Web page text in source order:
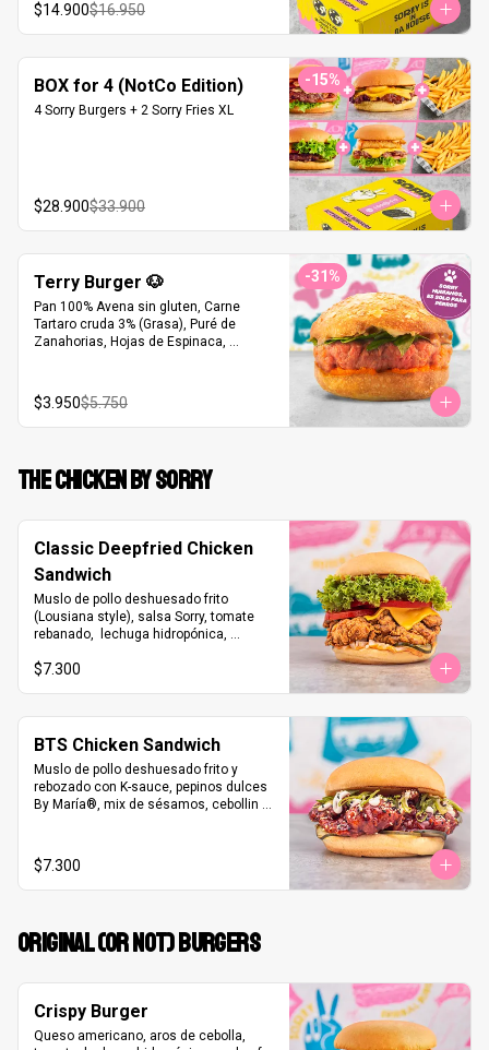
$14.900$16.950
-15%
BOX for 4 (NotCo Edition)
4 Sorry Burgers + 2 Sorry Fries XL
$28.900$33.900
-31 %
Terry Burger 🐶
Pan 100% Avena sin gluten, Carne
Tartaro cruda 3% (Grasa), Puré de
Zanahorias, Hojas de Espinaca,
$3.950$5.750
THE CHICKEN BY SORRY
Classic Deepfried Chicken
Sandwich
Muslo de pollo deshuesado frito
(Lousiana style), salsa Sorry, tomate
rebanado,  lechuga hidropónica,
picada, queso americano Kraft®
$7.300
BTS Chicken Sandwich
Muslo de pollo deshuesado frito y
rebozado con K-sauce, pepinos dulces
By María®, mix de sésamos, cebollin
$7.300
ORIGINAL (OR NOT) BURGERS
Crispy Burger
Queso americano, aros de cebolla,